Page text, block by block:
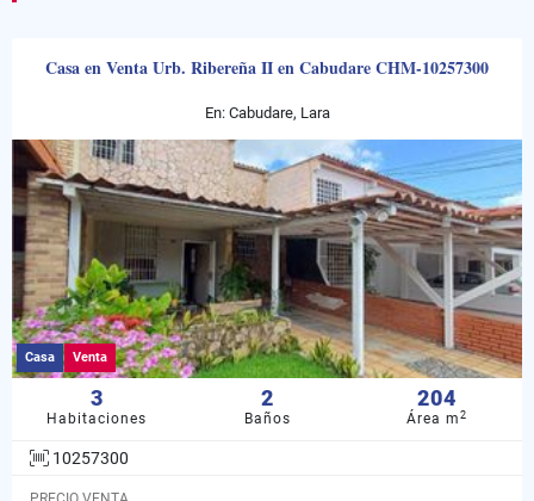
Casa en Venta Urb. Ribereña II en Cabudare CHM-10257300
En: Cabudare, Lara
Casa Venta
3
Habitaciones
2
Baños
204
Área m2
10257300